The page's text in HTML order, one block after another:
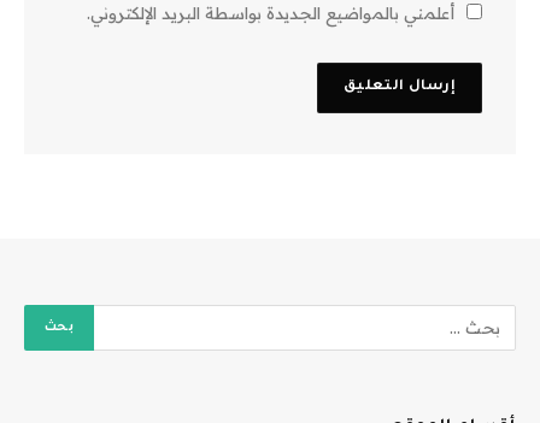
أعلمني بالمواضيع الجديدة بواسطة البريد الإلكتروني.